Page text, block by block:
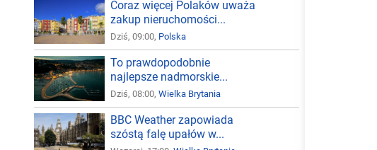
Coraz więcej Polaków uważa
zakup nieruchomości...
Dziś, 09:00, Polska
To prawdopodobnie
najlepsze nadmorskie...
Dziś, 08:00,Wielka Brytania
BBC Weather zapowiada
szóstą falę upałów w...